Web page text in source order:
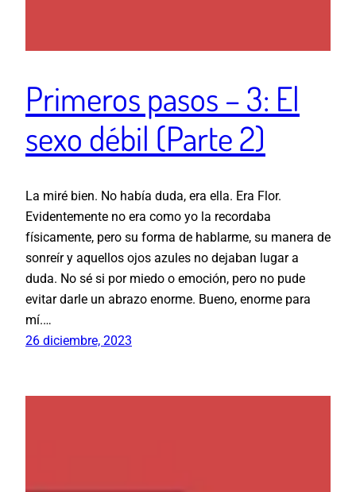
Primeros pasos – 3: El
sexo débil (Parte 2)
La miré bien. No había duda, era ella. Era Flor.
Evidentemente no era como yo la recordaba
físicamente, pero su forma de hablarme, su manera de
sonreír y aquellos ojos azules no dejaban lugar a
duda. No sé si por miedo o emoción, pero no pude
evitar darle un abrazo enorme. Bueno, enorme para
mí.…
26 diciembre, 2023